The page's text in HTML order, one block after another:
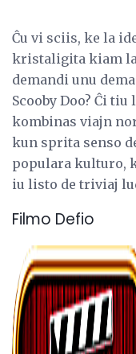
Ĉu vi sciis, ke la
kristaligita kiam
demandi unu
Scooby Doo? Ĉi
kombinas viajn
kun sprita senso
populara kulturo,
iu listo de triviaj
Filmo Defio